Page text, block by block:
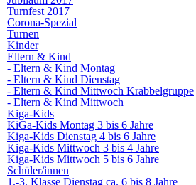
Turnfest 2017
Corona-Spezial
Turnen
Kinder
Eltern & Kind
- Eltern & Kind Montag
- Eltern & Kind Dienstag
- Eltern & Kind Mittwoch Krabbelgruppe
- Eltern & Kind Mittwoch
Kiga-Kids
KiGa-Kids Montag 3 bis 6 Jahre
Kiga-Kids Dienstag 4 bis 6 Jahre
Kiga-Kids Mittwoch 3 bis 4 Jahre
Kiga-Kids Mittwoch 5 bis 6 Jahre
Schüler/innen
1.-3. Klasse Dienstag ca. 6 bis 8 Jahre